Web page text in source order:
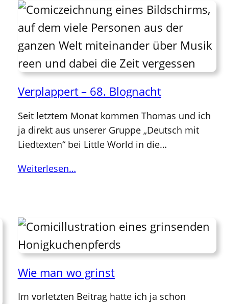
Verplappert – 68. Blognacht
Seit letztem Monat kommen Thomas und ich
ja direkt aus unserer Gruppe „Deutsch mit
Liedtexten“ bei Little World in die…
Weiterlesen…
Wie man wo grinst
Im vorletzten Beitrag hatte ich ja schon